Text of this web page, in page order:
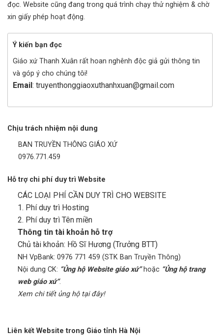
đọc. Website cũng đang trong quá trình chạy thử nghiệm & chờ
xin giấy phép hoạt động.
Ý kiến bạn đọc
Giáo xứ Thanh Xuân rất hoan nghênh độc giả gửi thông tin
và góp ý cho chúng tôi!
Email: truyenthonggiaoxuthanhxuan@gmail.com
Chịu trách nhiệm nội dung
BAN TRUYỀN THÔNG GIÁO XỨ
0976.771.459
Hỗ trợ chi phí duy trì Website
CÁC LOẠI PHÍ CẦN DUY TRÌ CHO WEBSITE
1. Phí duy trì Hosting
2. Phí duy trì Tên miền
Thông tin tài khoản hỗ trợ
Chủ tài khoản: Hồ Sĩ Hương (Trưởng BTT)
NH VpBank: 0976 771 459 (STK Ban Truyền Thông)
Nội dung CK: “Ủng hộ Website giáo xứ”hoặc “Ủng hộ trang
web giáo xứ“.
Xem chi tiết ủng hộ tại đây!
Liên kết Website trong Giáo tỉnh Hà Nội